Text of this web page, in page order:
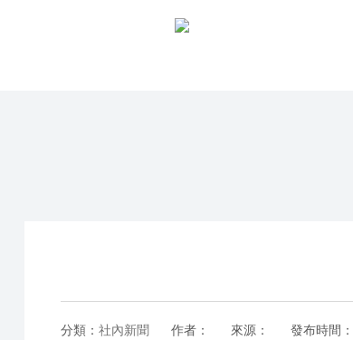
分類： 社內新聞 作者： 來源： 發布時間：